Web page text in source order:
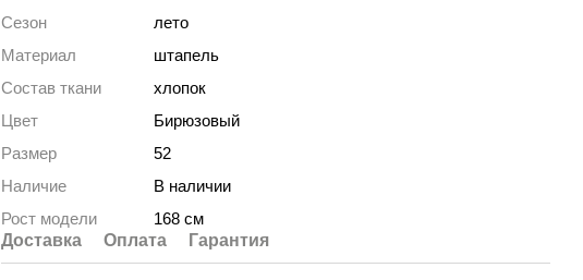
Сезон
лето
Материал
штапель
Состав ткани
хлопок
Цвет
Бирюзовый
Размер
52
Наличие
В наличии
Рост модели
168 см
Доставка
Оплата Гарантия